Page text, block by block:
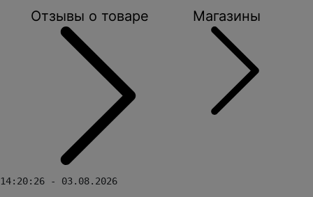
Отзывы о товаре Магазины
14:20:26 - 03.08.2026